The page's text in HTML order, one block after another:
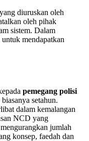
diuruskan oleh
oleh pihak
sistem. Dalam
untuk mendapatkan
pemegang polisi
setahun.
dalam kemalangan
NCD yang
jumlah
konsep, faedah dan